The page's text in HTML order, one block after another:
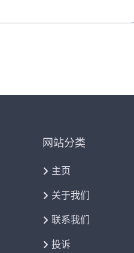
网站分类
主页
关于我们
联系我们
投诉